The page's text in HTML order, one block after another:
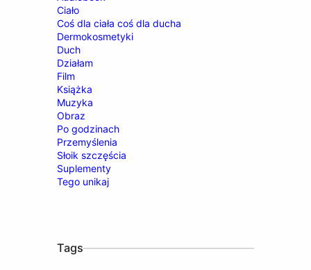
Ciało
Coś dla ciała coś dla ducha
Dermokosmetyki
Duch
Działam
Film
Książka
Muzyka
Obraz
Po godzinach
Przemyślenia
Słoik szczęścia
Suplementy
Tego unikaj
Tags